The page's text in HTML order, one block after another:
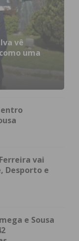
vê
uma
vai
Desporto e
e Sousa